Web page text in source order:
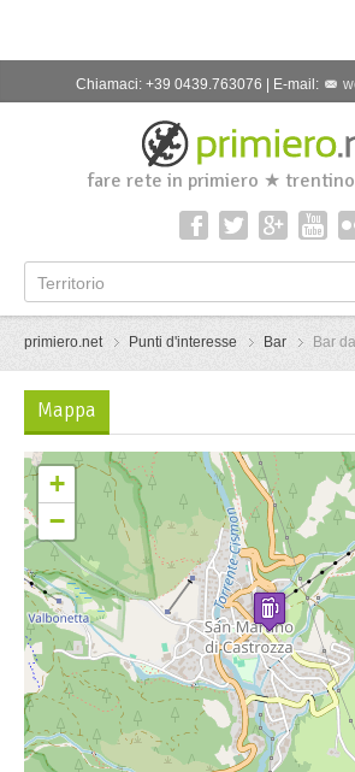
Chiamaci: +39 0439.763076 | E-mail:
fare rete in primiero ★
Territorio
primiero.net Punti d'interesse Bar Bar
Mappa
+
−